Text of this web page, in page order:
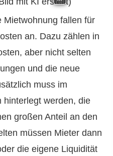
Mietwohnung fallen für
an. Dazu zählen in
aber nicht selten
und die neue
muss im
hinterlegt werden, die
großen Anteil an den
müssen Mieter dann
die eigene Liquidität